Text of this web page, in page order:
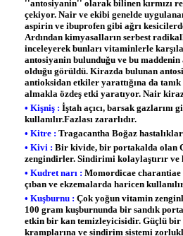
''antosiyanin'' olarak bilinen kırmızı
çekiyor. Nair ve ekibi genelde
aspirin ve ibuprofen gibi ağrı
Ardından kimyasalların serbest
inceleyerek bunları vitaminlerle
antosiyanin bulunduğu ve bu
olduğu görüldü. Kirazda bulunan
antioksidan etkiler yarattığına da
almakla özdeş etki yaratıyor. Nair
• Kişniş : İştah açıcı, barsak gazlarını
kullanılır.Fazlası zararlıdır.
• Kitre : Tragacantha Boğaz
• Kivi : Bir kivide, bir portakalda olan
zengindirler. Sindirimi kolaylaştırır ve
• Kudret narı : Momordicae charantiae
çıban ve ekzemalarda haricen
• Kuşburnu : Çok yoğun vitamin
100 gram kuşburnunda bir sandık
etkin bir kan temizleyicisidir. Güçlü bir
kramplarına ve sindirim sistemi